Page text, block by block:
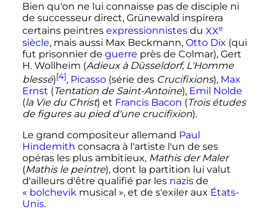
Bien qu'on ne lui connaisse pas de disciple ni
de successeur direct, Grünewald inspirera
certains peintres expressionnistesdu XXe
siècle, mais aussi Max Beckmann, Otto Dix (qui
fut prisonnier de guerre près de Colmar), Gert
H. Wollheim (Adieux à Düsseldorf, L'Homme
blessé)[4], Picasso(série des Crucifixions), Max
Ernst (Tentation de Saint-Antoine), Emil Nolde
(la Vie du Christ) et Francis Bacon (Trois études
de figures au pied d'une crucifixion).
Le grand compositeur allemand Paul
Hindemith consacra à l'artiste l'un de ses
opéras les plus ambitieux, Mathis der Maler
(Mathis le peintre), dont la partition lui valut
d'ailleurs d'être qualifié par les nazisde
« bolchevikmusical », et de s'exiler aux États-
Unis.